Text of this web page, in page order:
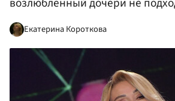
Екатерина Короткова